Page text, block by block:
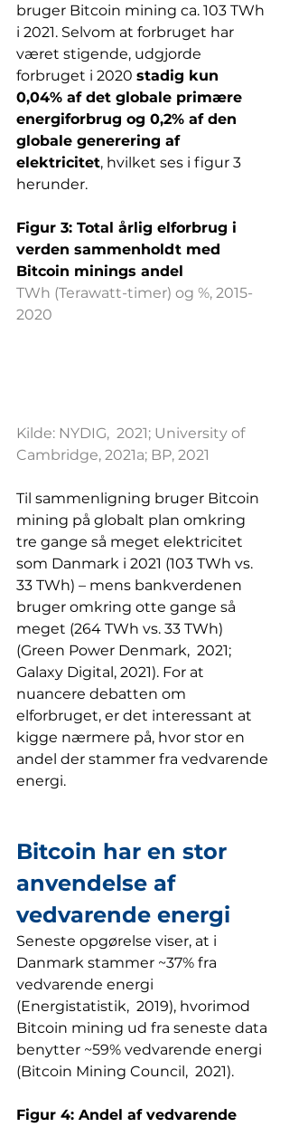
bruger Bitcoin mining ca. 103 TWh
i 2021. Selvom at forbruget har
været stigende, udgjorde
forbruget i 2020 stadig kun
0,04% af det globale primære
energiforbrug og 0,2% af den
globale generering af
elektricitet, hvilket ses i figur 3
herunder.
Figur 3: Total årlig elforbrug i
verden sammenholdt med
Bitcoin minings andel
TWh (Terawatt-timer) og %, 2015-
2020
Kilde: NYDIG,  2021; University of
Cambridge, 2021a; BP, 2021
Til sammenligning bruger Bitcoin
mining på globalt plan omkring
tre gange så meget elektricitet
som Danmark i 2021 (103 TWh vs.
33 TWh) – mens bankverdenen
bruger omkring otte gange så
meget (264 TWh vs. 33 TWh)
(Green Power Denmark,  2021;
Galaxy Digital, 2021). For at
nuancere debatten om
elforbruget, er det interessant at
kigge nærmere på, hvor stor en
andel der stammer fra vedvarende
energi.
Bitcoin har en stor
anvendelse af
vedvarende energi
Seneste opgørelse viser, at i
Danmark stammer ~37% fra
vedvarende energi
(Energistatistik,  2019), hvorimod
Bitcoin mining ud fra seneste data
benytter ~59% vedvarende energi
(Bitcoin Mining Council,  2021).
Figur 4: Andel af vedvarende